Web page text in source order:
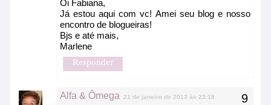
Oi Fabiana,
Já estou aqui com vc! Amei seu blog e nosso
encontro de blogueiras!
Bjs e até mais,
Marlene
Responder
Alfa & Ômega 21 de janeiro de 2013 às 23:18